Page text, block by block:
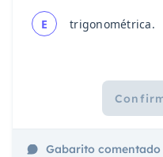
E trigonométrica.
Gabarito comentado